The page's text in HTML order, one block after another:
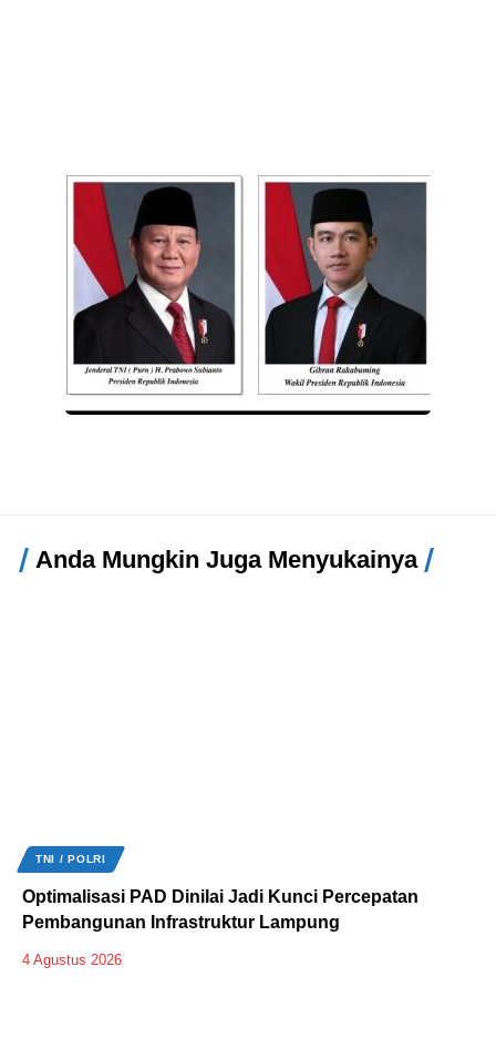
Anda Mungkin Juga Menyukainya
TNI / POLRI
Optimalisasi PAD Dinilai Jadi Kunci Percepatan
Pembangunan Infrastruktur Lampung
4 Agustus 2026